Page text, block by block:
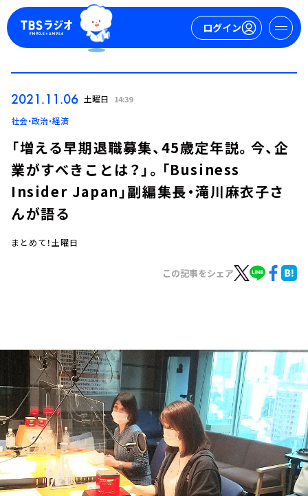
ログイン
今日の番組表
YouTube
会社情報
2021.11.06 土曜日 14:39
社会・政治・経済
「増える早期退職募集、45歳定年説。今、企
業がすべきことは？」。「Business
Insider Japan」副編集長・滝川麻衣子さ
んが語る
まとめて！土曜日
この記事をシェア